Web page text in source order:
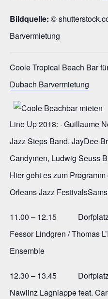
Bildquelle: ©
Barvermietung
Coole Tropical Beach Bar
Dubach Barvermietung
Line Up 2018: · Guillaume
Jazz Steps Band, JayDee
Candymen, Ludwig Seuss
Hier geht es zum
Orleans Jazz
11.00 –
Fessor Lindgren / Thomas
Ensemble
12.30 –
Nawlinz Lagniappe feat.